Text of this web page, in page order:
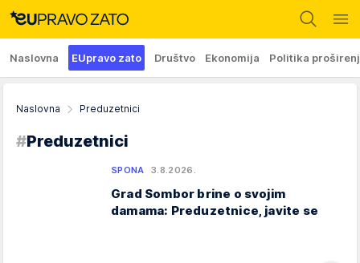
Naslovna EUpravo zato Društvo Ekonomija Politika
Naslovna Preduzetnici
#Preduzetnici
SPONA 3.8.2026.
Grad Sombor brine o svojim
damama: Preduzetnice, javite se